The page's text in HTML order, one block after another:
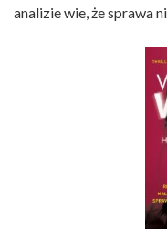
analizie wie, że sprawa